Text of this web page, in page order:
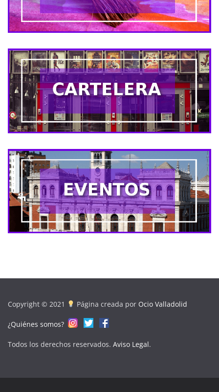
Copyright © 2021 Página creada por Ocio Valladolid
¿Quiénes somos?
Todos los derechos reservados. Aviso Legal.